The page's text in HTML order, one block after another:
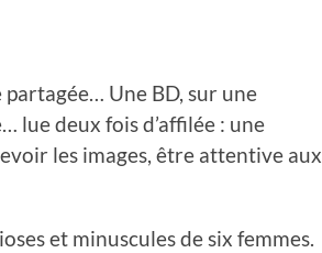
partagée… Une BD, sur une
lue deux fois d’affilée : une
les images, être attentive aux
et minuscules de six femmes.